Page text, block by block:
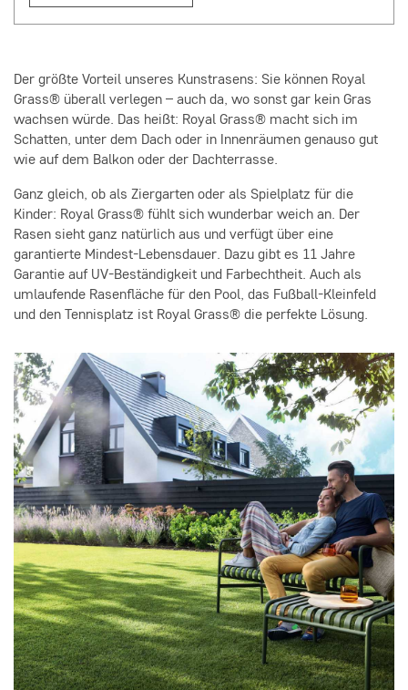
Der größte Vorteil unseres Kunstrasens: Sie können Royal
Grass® überall verlegen – auch da, wo sonst gar kein Gras
wachsen würde. Das heißt: Royal Grass® macht sich im
Schatten, unter dem Dach oder in Innenräumen genauso gut
wie auf dem Balkon oder der Dachterrasse.
Ganz gleich, ob als Ziergarten oder als Spielplatz für die
Kinder: Royal Grass® fühlt sich wunderbar weich an. Der
Rasen sieht ganz natürlich aus und verfügt über eine
garantierte Mindest-Lebensdauer. Dazu gibt es 11 Jahre
Garantie auf UV-Beständigkeit und Farbechtheit. Auch als
umlaufende Rasenfläche für den Pool, das Fußball-Kleinfeld
und den Tennisplatz ist Royal Grass® die perfekte Lösung.